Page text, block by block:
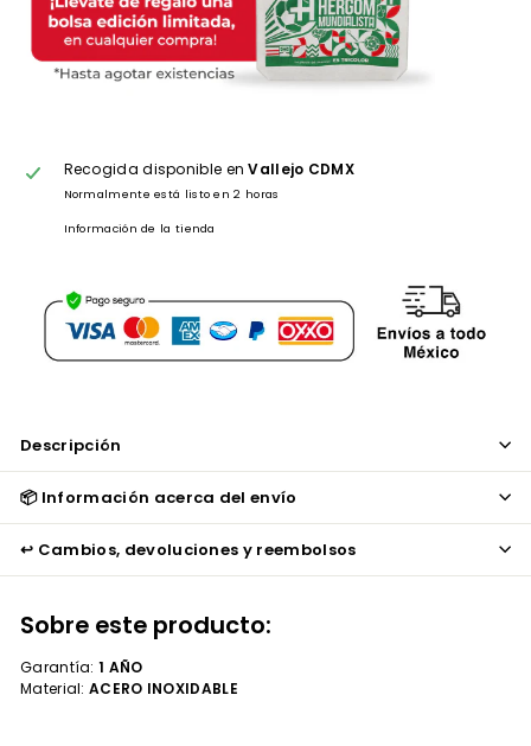
Recogida disponible enVallejo CDMX
Normalmente está listo en 2 horas
Información de la tienda
Descripción
📦 Información acerca del envío
↩️ Cambios, devoluciones y reembolsos
Sobre este producto:
Garantía: 1 AÑO
Material: ACERO INOXIDABLE